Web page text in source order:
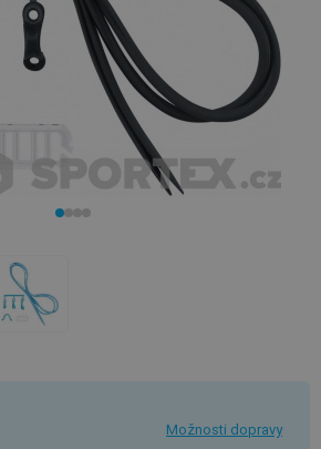
Možnosti dopravy